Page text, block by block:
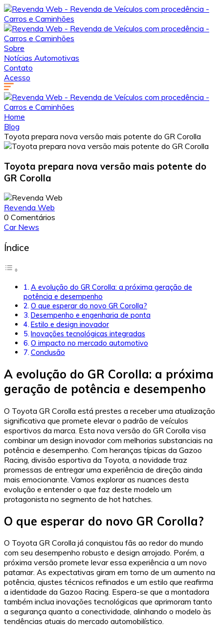
Sobre
Notícias Automotivas
Contato
Acesso
Home
Blog
Toyota prepara nova versão mais potente do GR Corolla
Toyota prepara nova versão mais potente do
GR Corolla
Revenda Web
0 Comentários
Car News
Índice
A evolução do GR Corolla: a próxima geração de
potência e desempenho
O que esperar do novo GR Corolla?
Desempenho e engenharia de ponta
Estilo e design inovador
Inovações tecnológicas integradas
O impacto no mercado automotivo
Conclusão
A evolução do GR Corolla: a próxima
geração de potência e desempenho
O Toyota GR Corolla está prestes a receber uma atualização
significativa que promete elevar o padrão de veículos
esportivos da marca. Esta nova versão do GR Corolla visa
combinar um design inovador com melhorias substanciais na
potência e desempenho. Com heranças típicas da Gazoo
Racing, divisão esportiva da Toyota, a novidade traz
promessas de entregar uma experiência de direção ainda
mais emocionante. Vamos explorar as nuances desta
evolução e entender o que faz deste modelo um
protagonista no segmento de hot hatches.
O que esperar do novo GR Corolla?
O Toyota GR Corolla já conquistou fãs ao redor do mundo
com seu desempenho robusto e design arrojado. Porém, a
próxima versão promete levar essa experiência a um novo
patamar. As expectativas giram em torno de um aumento na
potência, ajustes técnicos refinados e um estilo que reafirma
a identidade da Gazoo Racing. Espera-se que a montadora
também inclua inovações tecnológicas que aprimoram tanto
a segurança quanto a conectividade, alinhando o modelo às
tendências atuais do mercado automobilístico.